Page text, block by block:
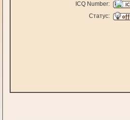
ICQ Number:
Статус: